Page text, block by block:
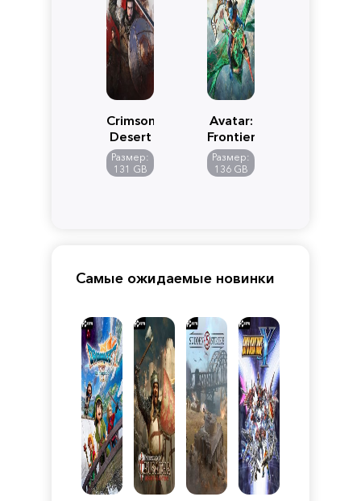
Crimson
Desert
Размер:
131 GB
Avatar:
Frontiers
of
Pandora
Размер:
136 GB
Самые ожидаемые новинки